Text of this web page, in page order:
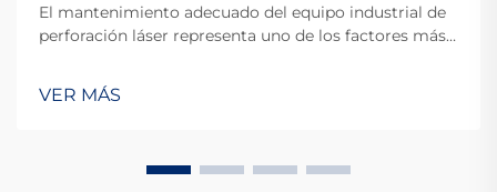
El mantenimiento adecuado del equipo industrial de
perforación láser representa uno de los factores más
longevidad del equipo en entornos de fabricación
modernos. Cuando las organizaciones invierten en
VER MÁS